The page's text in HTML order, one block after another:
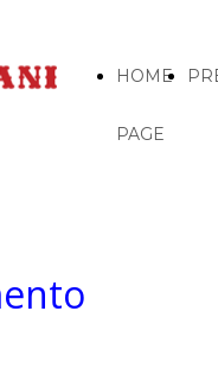
HOME
PAGE